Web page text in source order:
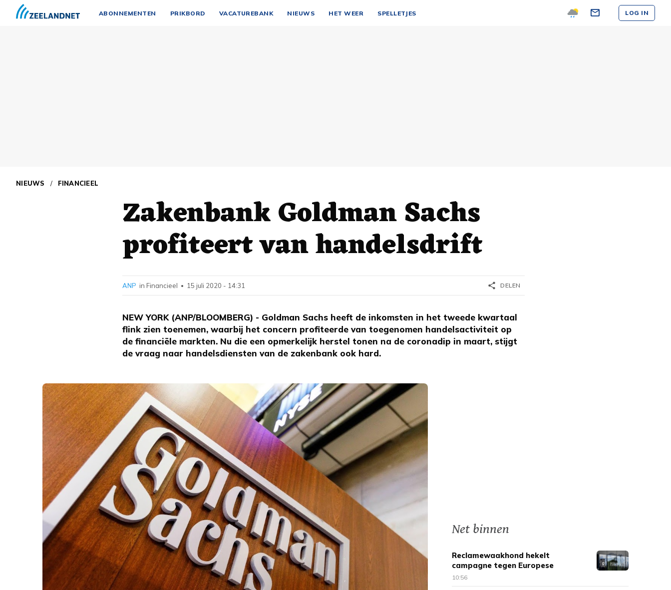
ABONNEMENTEN PRIKBORD VACATUREBANK NIEUWS HET WEER SPELLETJES LOG IN
NIEUWS / FINANCIEEL
Zakenbank Goldman Sachs
profiteert van handelsdrift
NEW YORK (ANP/BLOOMBERG) - Goldman Sachs heeft de inkomsten in het tweede kwartaal
flink zien toenemen, waarbij het concern profiteerde van toegenomen handelsactiviteit op
de financiële markten. Nu die een opmerkelijk herstel tonen na de coronadip in maart, stijgt
de vraag naar handelsdiensten van de zakenbank ook hard.
ANP in Financieel • 15 juli 2020 - 14:31 share DELEN
Net binnen
Reclamewaakhond hekelt
campagne tegen Europese
tabaksregels
10:56